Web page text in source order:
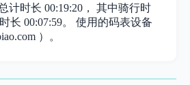
计时长 00:19:20， 其中骑行时
长 00:07:59。 使用的码表设备
）。